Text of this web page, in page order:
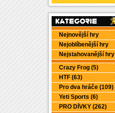
Nejnovější hry
Nejoblíbenější hry
Nejstahovanější hry
Crazy Frog (5)
HTF (63)
Pro dva hráče (109)
Yeti Sports (6)
PRO DÍVKY (262)